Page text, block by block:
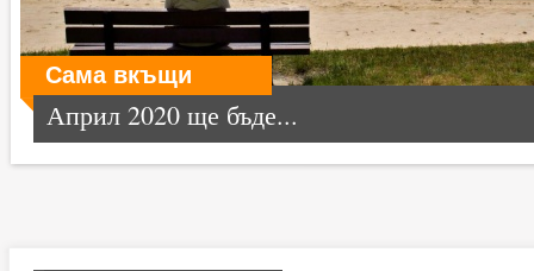
Сама вкъщи
Април 2020 ще бъде...